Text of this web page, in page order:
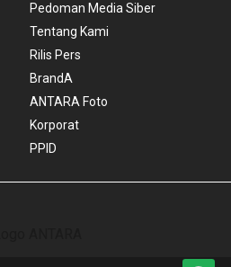
Pedoman Media Siber
Tentang Kami
Rilis Pers
BrandA
ANTARA Foto
Korporat
PPID